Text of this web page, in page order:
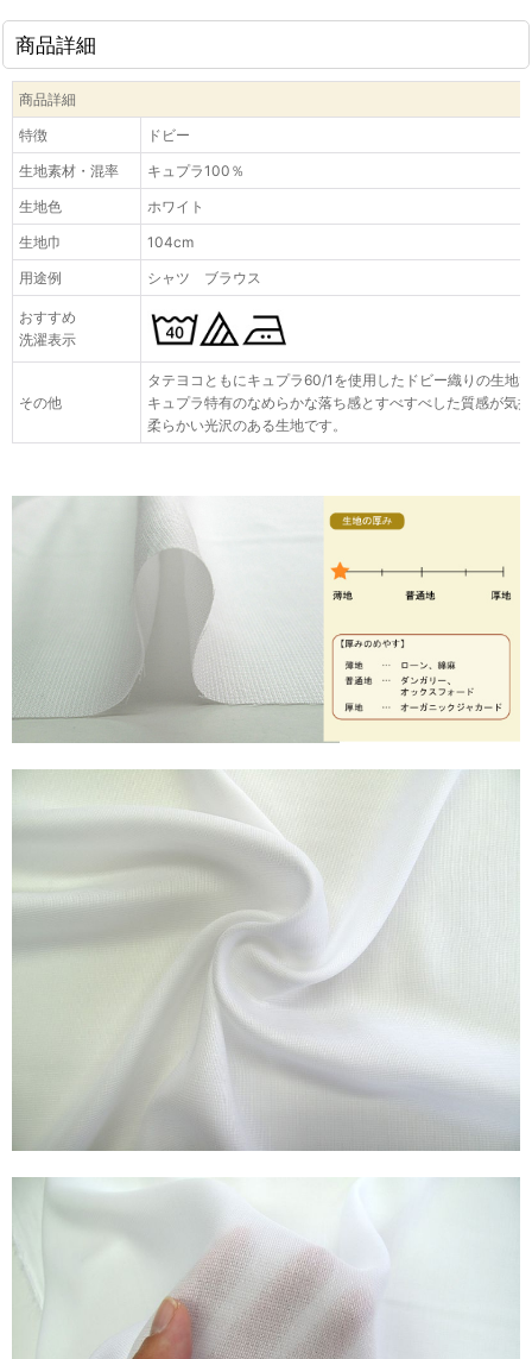
商品詳細
商品詳細
特徴
ドビー
生地素材・混率
キュプラ100％
生地色
ホワイト
生地巾
104cm
用途例
シャツ ブラウス
おすすめ
洗濯表示
その他
タテヨコともにキュプラ60/1を使用したドビー織りの生地
キュプラ特有のなめらかな落ち感とすべすべした質感が気
柔らかい光沢のある生地です。